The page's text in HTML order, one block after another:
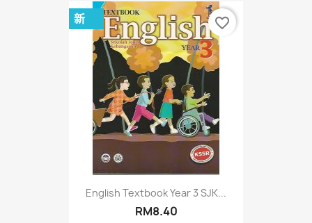
English Textbook Year 3 SJK...
RM8.40
新 favorite_border